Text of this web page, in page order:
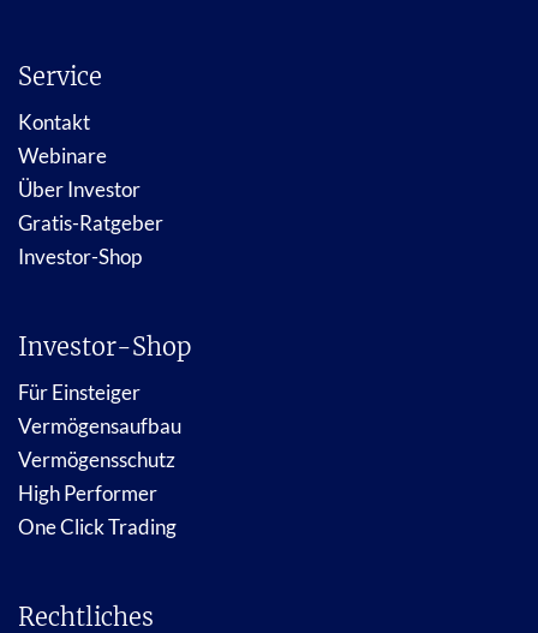
Service
Kontakt
Webinare
Über Investor
Gratis-Ratgeber
Investor-Shop
Investor-Shop
Für Einsteiger
Vermögensaufbau
Vermögensschutz
High Performer
One Click Trading
Rechtliches